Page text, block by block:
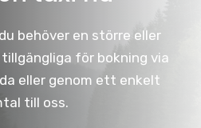
behöver en större eller
för bokning via
eller genom ett enkelt
till oss.